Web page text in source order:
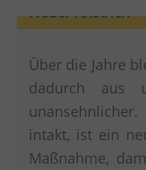
Neuer Anstrich
Über die Jahre
dadurch aus
intakt, ist ein
Maßnahme,